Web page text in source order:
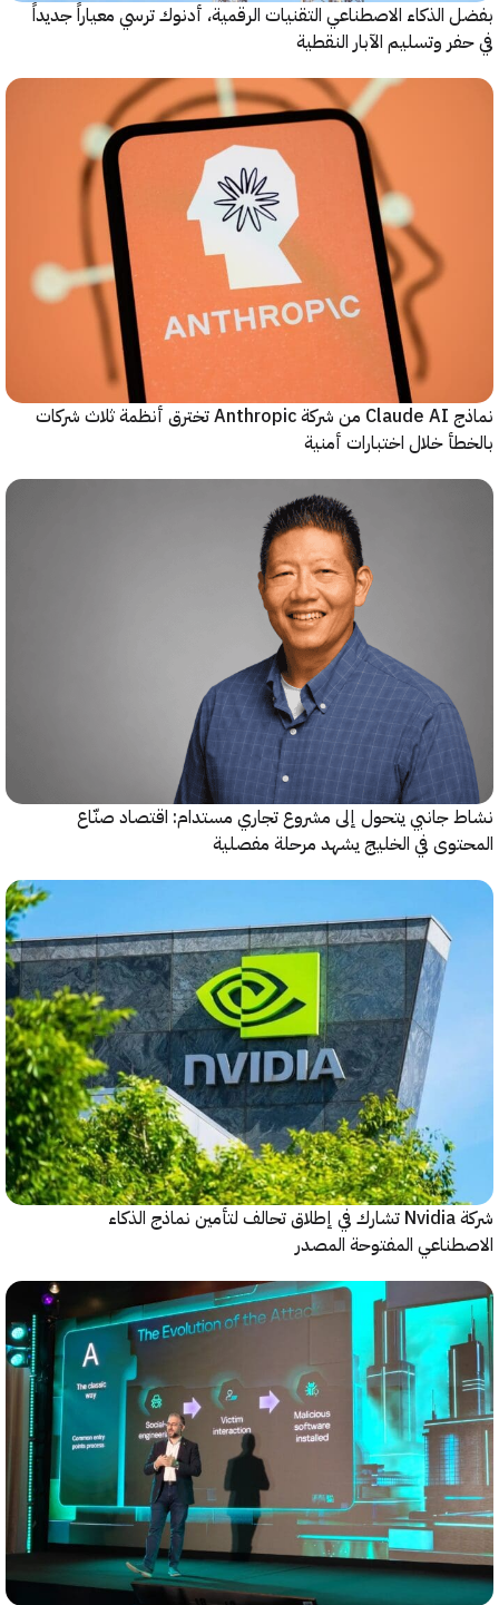
الاصطناعي التقنيات الرقمية، أدنوك ترسي معياراً جديداً
وتسليم الآبار النقطية
نماذج Claude AI من شركة Anthropic تخترق أنظمة ثلاث شركات
خلال اختبارات أمنية
جانبي يتحول إلى مشروع تجاري مستدام: اقتصاد صنّاع
في الخليج يشهد مرحلة مفصلية
شركة Nvidia تشارك في إطلاق تحالف لتأمين نماذج الذكاء
المفتوحة المصدر